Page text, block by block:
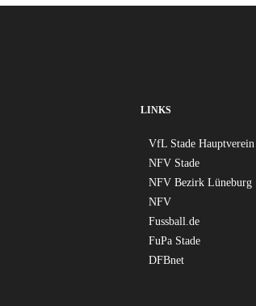
LINKS
VfL Stade Hauptverein
NFV Stade
NFV Bezirk Lüneburg
NFV
Fussball.de
FuPa Stade
DFBnet